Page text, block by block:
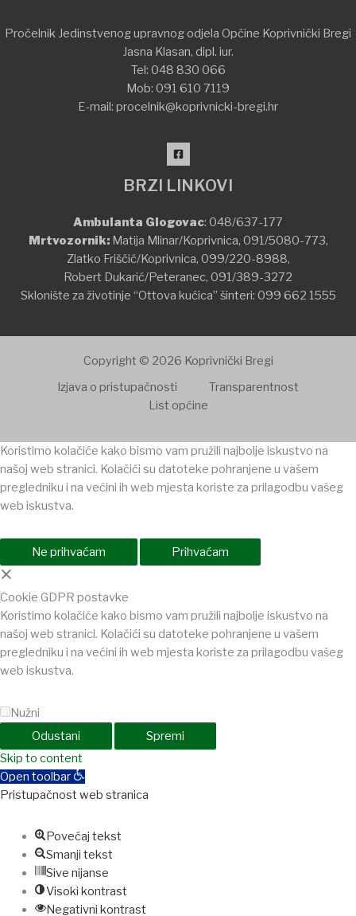
Pročelnik Jedinstvenog upravnog odjela Općine Koprivnički Bregi
Jasna Klasan, dipl. iur.
Tel: 048 830 066
Mob: 091 610 7119
E-mail: procelnik@koprivnicki-bregi.hr
BRZI LINKOVI
Ambulanta Glogovac: 048/637-177
Mrtvozornik:Matija Mlinar/Koprivnica, 091/5080-773,
Zlatko Friščić/Koprivnica, 099/220-8988,
Robert Dukarić/Peteranec, 091/389-3272
Sklonište za životinje “Ottova kućica” šinteri: 099 662 1555
Copyright © 2026 Koprivnički Bregi
Izjava o pristupačnosti
Transparentnost
List općine
Koristimo kolačiće kako bismo vam pružili najbolje iskustvo na
našoj web stranici. Kolačići su datoteke pohranjene u vašem
pregledniku i na većini ih web mjesta koriste za prilagodbu vašeg
web iskustva.
Ne prihvaćam Prihvaćam
×
Cookie GDPR postavke
Koristimo kolačiće kako bismo vam pružili najbolje iskustvo na
našoj web stranici. Kolačići su datoteke pohranjene u vašem
pregledniku i na većini ih web mjesta koriste za prilagodbu vašeg
web iskustva.
Nužni
Odustani
Spremi
jojobetCasinolevant
Skip to content
Open toolbar
Pristupačnost web stranica
Povećaj tekst
Smanji tekst
Sive nijanse
Visoki kontrast
Negativni kontrast